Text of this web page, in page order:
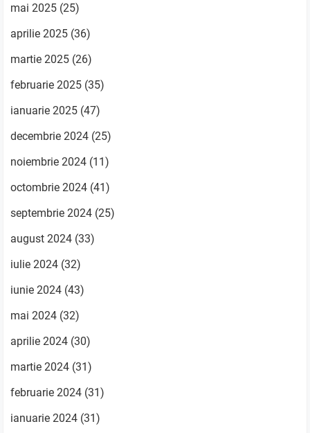
mai 2025 (25)
aprilie 2025 (36)
martie 2025 (26)
februarie 2025 (35)
ianuarie 2025 (47)
decembrie 2024 (25)
noiembrie 2024 (11)
octombrie 2024 (41)
septembrie 2024 (25)
august 2024 (33)
iulie 2024 (32)
iunie 2024 (43)
mai 2024 (32)
aprilie 2024 (30)
martie 2024 (31)
februarie 2024 (31)
ianuarie 2024 (31)